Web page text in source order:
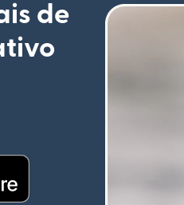
de
em uma nova janela)
em uma nova janela)